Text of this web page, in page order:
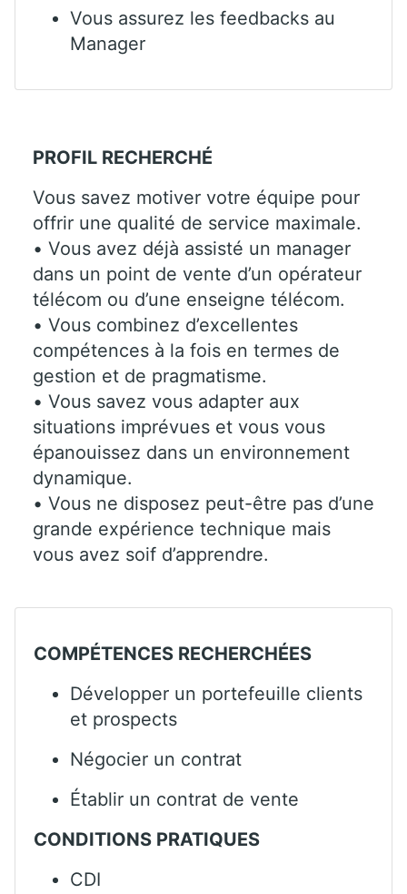
Vous assurez les feedbacks au
Manager
PROFIL RECHERCHÉ
Vous savez motiver votre équipe pour
offrir une qualité de service maximale.
• Vous avez déjà assisté un manager
dans un point de vente d’un opérateur
télécom ou d’une enseigne télécom.
• Vous combinez d’excellentes
compétences à la fois en termes de
gestion et de pragmatisme.
• Vous savez vous adapter aux
situations imprévues et vous vous
épanouissez dans un environnement
dynamique.
• Vous ne disposez peut-être pas d’une
grande expérience technique mais
vous avez soif d’apprendre.
COMPÉTENCES RECHERCHÉES
Développer un portefeuille clients
et prospects
Négocier un contrat
Établir un contrat de vente
CONDITIONS PRATIQUES
CDI